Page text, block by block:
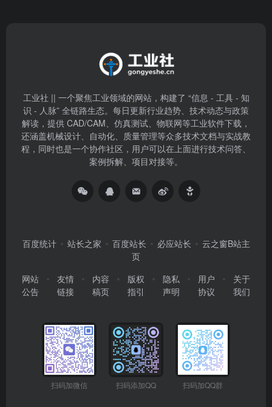
工业社 || 一个聚焦工业领域的网站，构建了 “信息 - 工具 - 知
识 - 人脉” 全链路生态。每日更新行业趋势、技术动态与政策
解读，提供 CAD/CAM、仿真测试、物联网等工业软件下载，
还涵盖机械设计、自动化、质量管理等众多技术文档与实战教
程，同时也是一个协作社区，用户可以在上面进行技术问答、
案例拆解、项目对接等。
百度统计 站长之家 百度站长 必应站长
云之窗B站主
页
网站
公告
友情
链接
内容
稿页
版权
指引
隐私
声明
用户
协议
关于
我们
扫码加微信 扫码添加QQ 扫码加QQ群